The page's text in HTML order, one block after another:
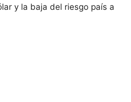
y la baja del riesgo país a